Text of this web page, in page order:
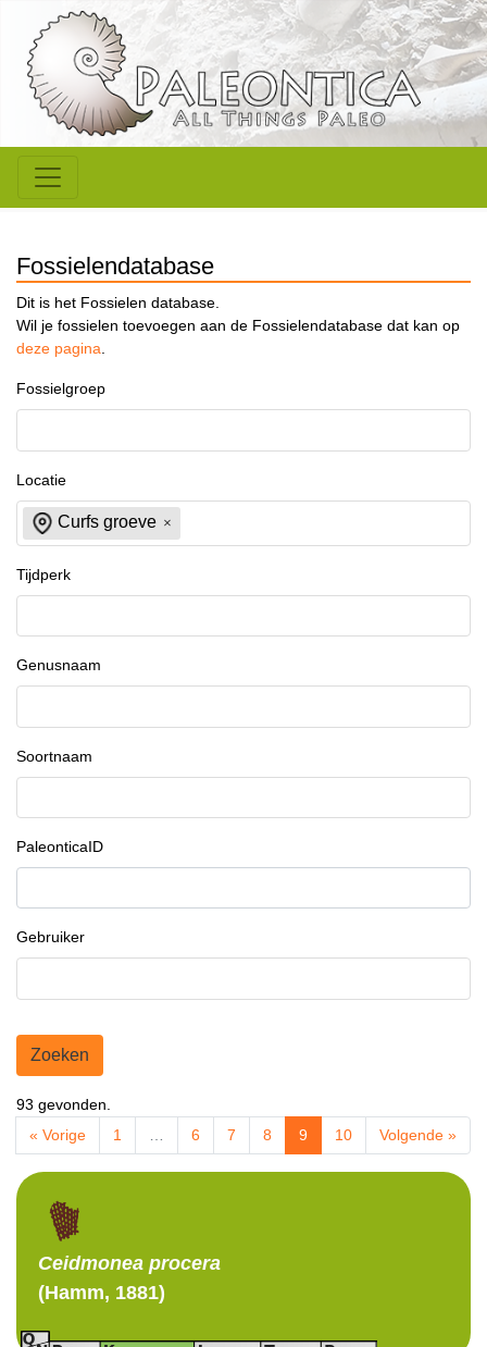
Fossielendatabase
Dit is het Fossielen database.
Wil je fossielen toevoegen aan de Fossielendatabase dat kan op
deze pagina.
Fossielgroep
Locatie
Curfs groeve
Tijdperk
Genusnaam
Soortnaam
PaleonticaID
Gebruiker
Zoeken
93 gevonden.
« Vorige
1 6 7 8 9 10 Volgende »
Ceidmonea procera
(Hamm, 1881)